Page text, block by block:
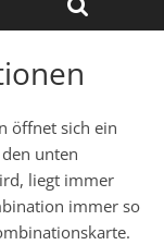
öffnet sich ein
unten
liegt immer
immer so